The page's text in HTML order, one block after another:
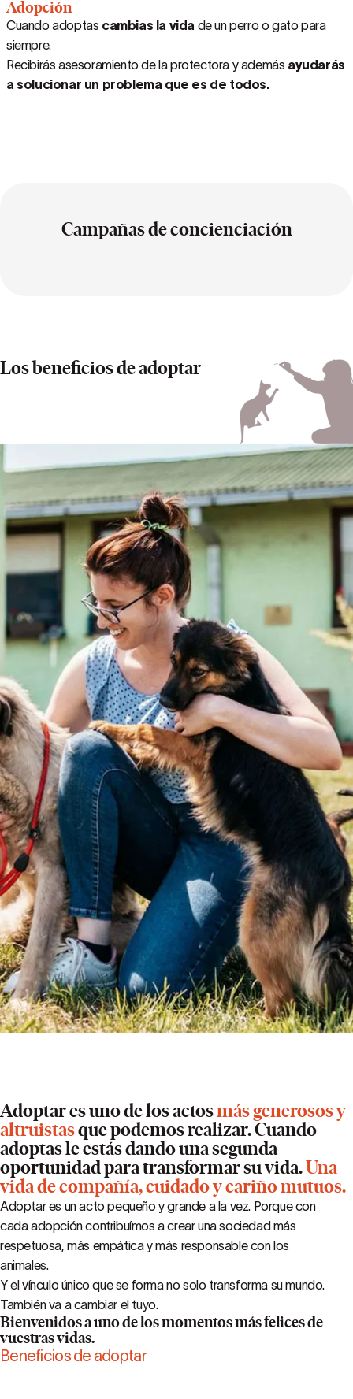
Adopción
Cuando adoptas cambias la vida de un perro o gato para
siempre.
Recibirás asesoramiento de la protectora y además ayudarás
a solucionar un problema que es de todos.
Campañas de concienciación
Los beneficios de adoptar
Adoptar es uno de los actosmás generosos y
altruistasque podemos realizar. Cuando
adoptas le estás dando una segunda
oportunidad para transformar su vida.Una
vida de compañía, cuidado y cariño mutuos.
Adoptar es un acto pequeño y grande a la vez. Porque con
cada adopción contribuímos a crear una sociedad más
respetuosa, más empática y más responsable con los
animales.
Y el vínculo único que se forma no solo transforma su mundo.
También va a cambiar el tuyo.
Bienvenidos a uno de los momentos más felices de
vuestras vidas.
Beneficios de adoptar